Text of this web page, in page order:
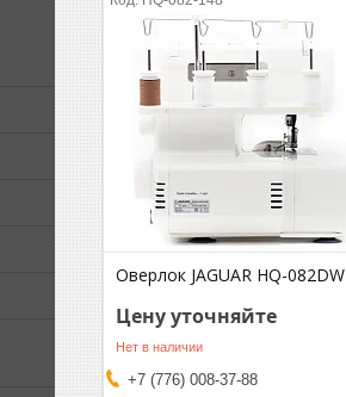
Оверлок JAGUAR HQ-082DW
Цену уточняйте
Нет в наличии
+7 (776) 008-37-88